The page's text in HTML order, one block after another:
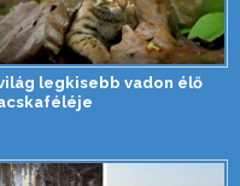
legkisebb vadon élő